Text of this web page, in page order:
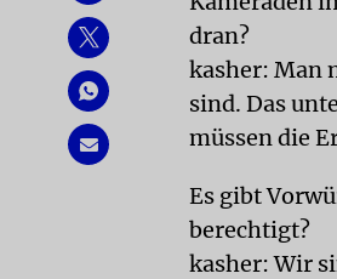
dran?
kasher: Man
sind. Das
müssen die
Es gibt
berechtigt?
kasher: Wir